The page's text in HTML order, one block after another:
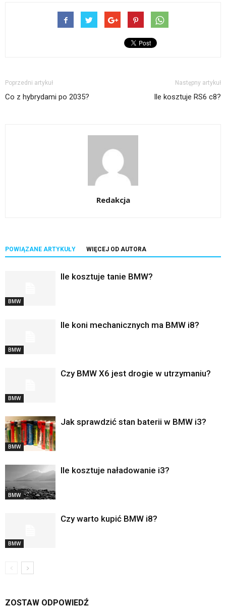
Poprzedni artykuł
Co z hybrydami po 2035?
Następny artykuł
Ile kosztuje RS6 c8?
Redakcja
POWIĄZANE ARTYKUŁY WIĘCEJ OD AUTORA
BMW
Ile kosztuje tanie BMW?
BMW
Ile koni mechanicznych ma BMW i8?
BMW
Czy BMW X6 jest drogie w utrzymaniu?
BMW
Jak sprawdzić stan baterii w BMW i3?
BMW
Ile kosztuje naładowanie i3?
BMW
Czy warto kupić BMW i8?
ZOSTAW ODPOWIEDŹ